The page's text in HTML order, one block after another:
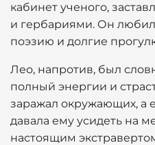
кабинет ученого,
и гербариями. Он
поэзию и долгие
Лео, напротив, был
полный энергии и
заражал окружающих, а
давала ему усидеть на
настоящим